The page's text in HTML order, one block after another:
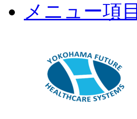
メニュー項目